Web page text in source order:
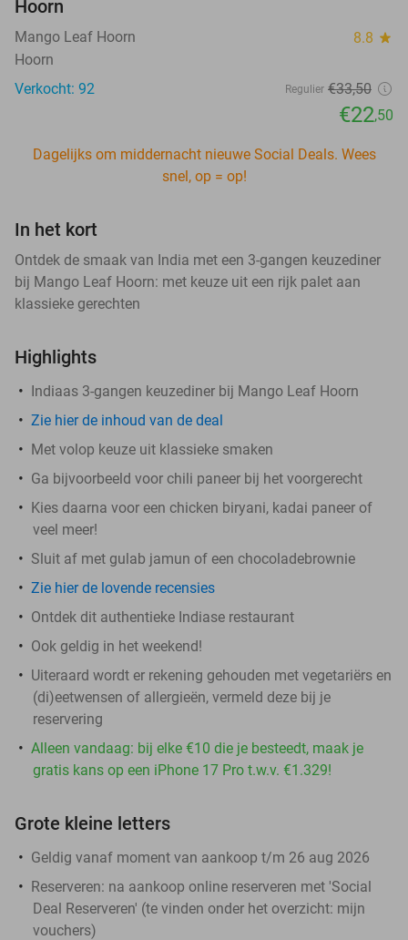
Hoorn
Mango Leaf Hoorn 8.8 star
Hoorn
Verkocht: 92
Regulier €33,50
€22,50
Dagelijks om middernacht nieuwe Social Deals. Wees
snel, op = op!
In het kort
Ontdek de smaak van India met een 3-gangen keuzediner
bij Mango Leaf Hoorn: met keuze uit een rijk palet aan
klassieke gerechten
Highlights
Indiaas 3-gangen keuzediner bij Mango Leaf Hoorn
Zie hier de inhoud van de deal
Met volop keuze uit klassieke smaken
Ga bijvoorbeeld voor chili paneer bij het voorgerecht
Kies daarna voor een chicken biryani, kadai paneer of
veel meer!
Sluit af met gulab jamun of een chocoladebrownie
Zie hier de lovende recensies
Ontdek dit authentieke Indiase restaurant
Ook geldig in het weekend!
Uiteraard wordt er rekening gehouden met vegetariërs en
(di)eetwensen of allergieën, vermeld deze bij je
reservering
Alleen vandaag: bij elke €10 die je besteedt, maak je
gratis kans op een iPhone 17 Pro t.w.v. €1.329!
Grote kleine letters
Geldig vanaf moment van aankoop t/m 26 aug 2026
Reserveren: na aankoop online reserveren met 'Social
Deal Reserveren' (te vinden onder het overzicht: mijn
vouchers)